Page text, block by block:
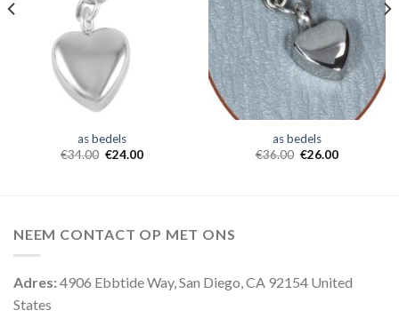
as bedels
€34.00 €24.00
as bedels
€36.00 €26.00
NEEM CONTACT OP MET ONS
Adres:4906 Ebbtide Way, San Diego, CA 92154 United
States